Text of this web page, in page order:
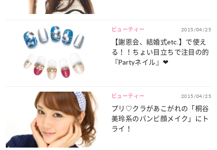
ビューティー 2015/04/25
【謝恩会、結婚式etc.】で使え
る！！ちょい目立ちで注目の的
『Partyネイル』❤
ビューティー 2015/04/25
プリ♡クラがあこがれの「桐谷
美玲系のバンビ顔メイク」にト
ライ！